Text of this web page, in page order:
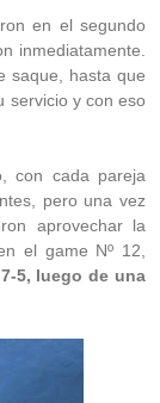
en el segundo
inmediatamente.
saque, hasta que
servicio y con eso
con cada pareja
pero una vez
aprovechar la
el game Nº 12,
5, luego de una